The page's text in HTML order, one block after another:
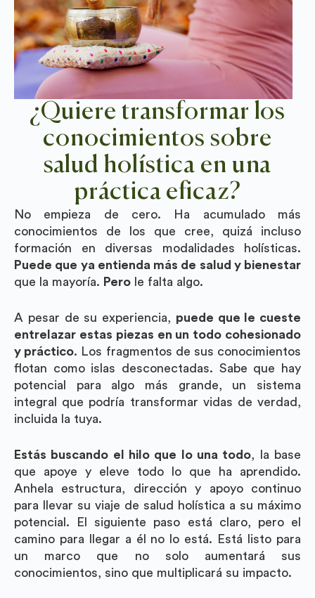
¿Quiere transformar los
conocimientos sobre
salud holística en una
práctica eficaz?
No empieza de cero. Ha acumulado más
conocimientos de los que cree, quizá incluso
formación en diversas modalidades holísticas.
Puede que ya entienda más de salud y bienestar
que la mayoría. Pero le falta algo.
A pesar de su experiencia, puede que le cueste
entrelazar estas piezas en un todo cohesionado
y práctico. Los fragmentos de sus conocimientos
flotan como islas desconectadas. Sabe que hay
potencial para algo más grande, un sistema
integral que podría transformar vidas de verdad,
incluida la tuya.
Estás buscando el hilo que lo una todo, la base
que apoye y eleve todo lo que ha aprendido.
Anhela estructura, dirección y apoyo continuo
para llevar su viaje de salud holística a su máximo
potencial. El siguiente paso está claro, pero el
camino para llegar a él no lo está. Está listo para
un marco que no solo aumentará sus
conocimientos, sino que multiplicará su impacto.